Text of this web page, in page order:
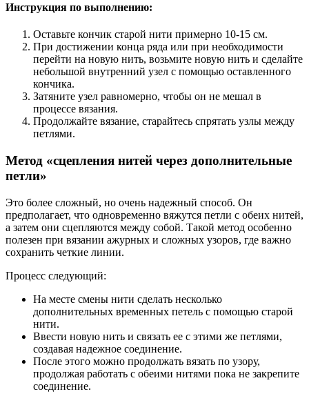
Инструкция по выполнению:
Оставьте кончик старой нити примерно 10-15 см.
При достижении конца ряда или при необходимости
перейти на новую нить, возьмите новую нить и сделайте
небольшой внутренний узел с помощью оставленного
кончика.
Затяните узел равномерно, чтобы он не мешал в
процессе вязания.
Продолжайте вязание, старайтесь спрятать узлы между
петлями.
Метод «сцепления нитей через дополнительные
петли»
Это более сложный, но очень надежный способ. Он
предполагает, что одновременно вяжутся петли с обеих нитей,
а затем они сцепляются между собой. Такой метод особенно
полезен при вязании ажурных и сложных узоров, где важно
сохранить четкие линии.
Процесс следующий:
На месте смены нити сделать несколько
дополнительных временных петель с помощью старой
нити.
Ввести новую нить и связать ее с этими же петлями,
создавая надежное соединение.
После этого можно продолжать вязать по узору,
продолжая работать с обеими нитями пока не закрепите
соединение.